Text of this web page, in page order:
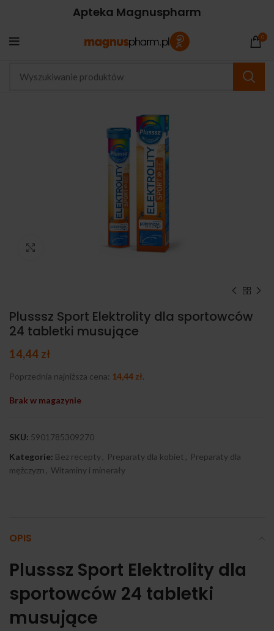
Apteka Magnuspharm
0
Kliknij, aby powiększyć
Plusssz Sport Elektrolity dla sportowców
24 tabletki musujące
14,44 zł
Poprzednia najniższa cena: 14,44 zł.
Brak w magazynie
SKU: 5901785309270
Kategorie: Bez recepty Preparaty dla kobiet
Preparaty dla
mężczyzn
Witaminy i minerały
OPIS
Plusssz Sport Elektrolity dla
sportowców 24 tabletki
musujące